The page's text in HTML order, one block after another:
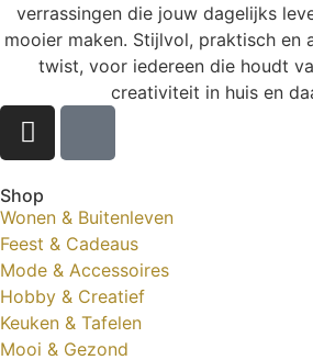
verrassingen die jouw dagelijks
mooier maken. Stijlvol, praktisch en
twist, voor iedereen die houdt
creativiteit in huis en
Shop
Wonen & Buitenleven
Feest & Cadeaus
Mode & Accessoires
Hobby & Creatief
Keuken & Tafelen
Mooi & Gezond